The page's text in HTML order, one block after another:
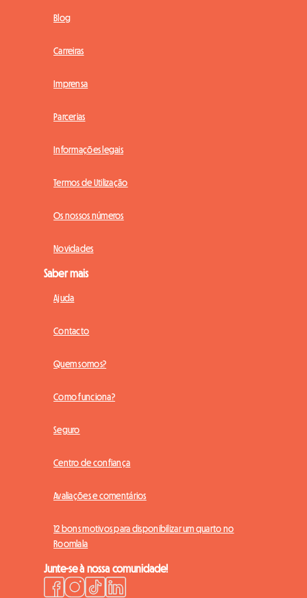
Blog
Carreiras
Imprensa
Parcerias
Informações legais
Termos de Utilização
Os nossos números
Novidades
Saber mais
Ajuda
Contacto
Quem somos?
Como funciona?
Seguro
Centro de confiança
Avaliações e comentários
12 bons motivos para disponibilizar um quarto no
Roomlala
Junte-se à nossa comunidade!